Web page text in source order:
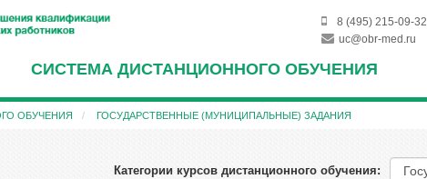
8 (495) 215-09-32
uc@obr-med.ru
СИСТЕМА ДИСТАНЦИОННОГО ОБУЧЕНИЯ
ОБУЧЕНИЯ ГОСУДАРСТВЕННЫЕ (МУНИЦИПАЛЬНЫЕ) ЗАДАНИЯ
Категории курсов дистанционного обучения: